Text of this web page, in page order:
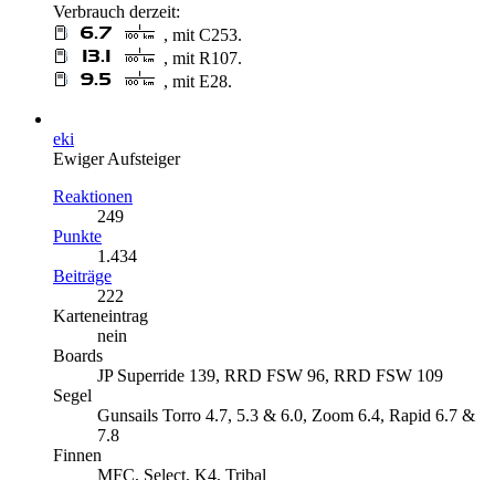
Verbrauch derzeit:
, mit C253.
, mit R107.
, mit E28.
eki
Ewiger Aufsteiger
Reaktionen
249
Punkte
1.434
Beiträge
222
Karteneintrag
nein
Boards
JP Superride 139, RRD FSW 96, RRD FSW 109
Segel
Gunsails Torro 4.7, 5.3 & 6.0, Zoom 6.4, Rapid 6.7 &
7.8
Finnen
MFC, Select, K4, Tribal